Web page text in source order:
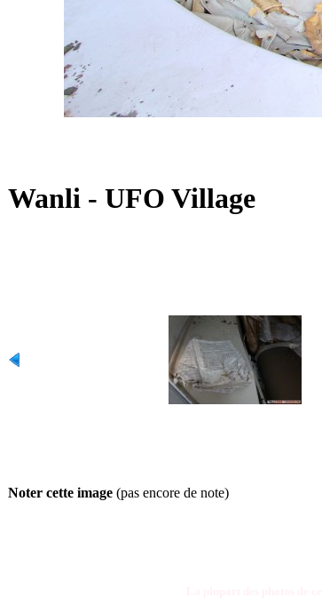
Wanli - UFO Village
Noter cette image (pas encore de note)